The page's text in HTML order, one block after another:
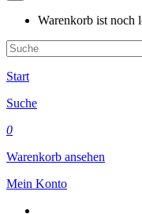
Warenkorb ist noch
Start
Suche
0
Warenkorb ansehen
Mein Konto